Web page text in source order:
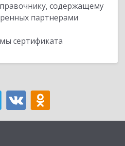
содержащему
партнерами
сертификата